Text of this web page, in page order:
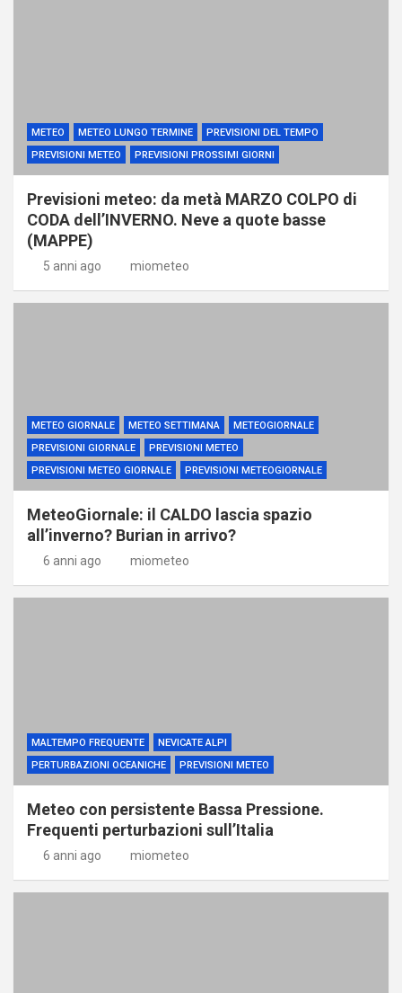
METEO METEO LUNGO TERMINE
PREVISIONI DEL TEMPO
PREVISIONI METEO
PREVISIONI PROSSIMI GIORNI
Previsioni meteo: da metà MARZO COLPO di
CODA dell’INVERNO. Neve a quote basse
(MAPPE)
5 anni ago miometeo
METEO GIORNALE METEO SETTIMANA
METEOGIORNALE
PREVISIONI GIORNALE
PREVISIONI METEO
PREVISIONI METEO GIORNALE
PREVISIONI METEOGIORNALE
MeteoGiornale: il CALDO lascia spazio
all’inverno? Burian in arrivo?
6 anni ago miometeo
MALTEMPO FREQUENTE
NEVICATE ALPI
PERTURBAZIONI OCEANICHE
PREVISIONI METEO
Meteo con persistente Bassa Pressione.
Frequenti perturbazioni sull’Italia
6 anni ago miometeo